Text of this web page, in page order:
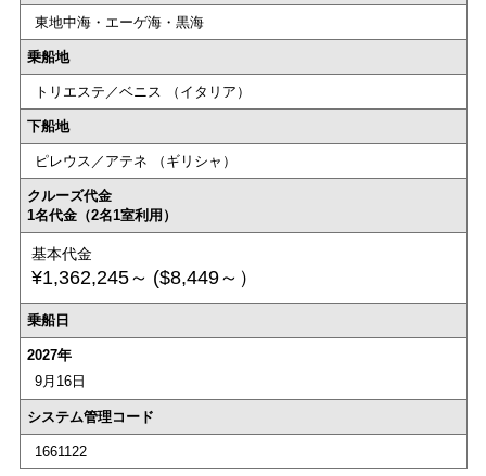
東地中海・エーゲ海・黒海
乗船地
トリエステ／ベニス （イタリア）
下船地
ピレウス／アテネ （ギリシャ）
クルーズ代金
1名代金（2名1室利用）
基本代金
¥1,362,245～ ($8,449～）
乗船日
2027年
9月16日
システム管理コード
1661122